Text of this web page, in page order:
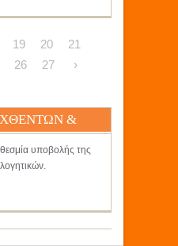
19 20
21
26 27
›
&
& 2021
υποβολής της